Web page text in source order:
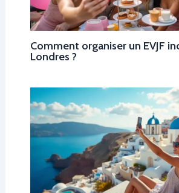
Comment organiser un EVJF
Londres ?